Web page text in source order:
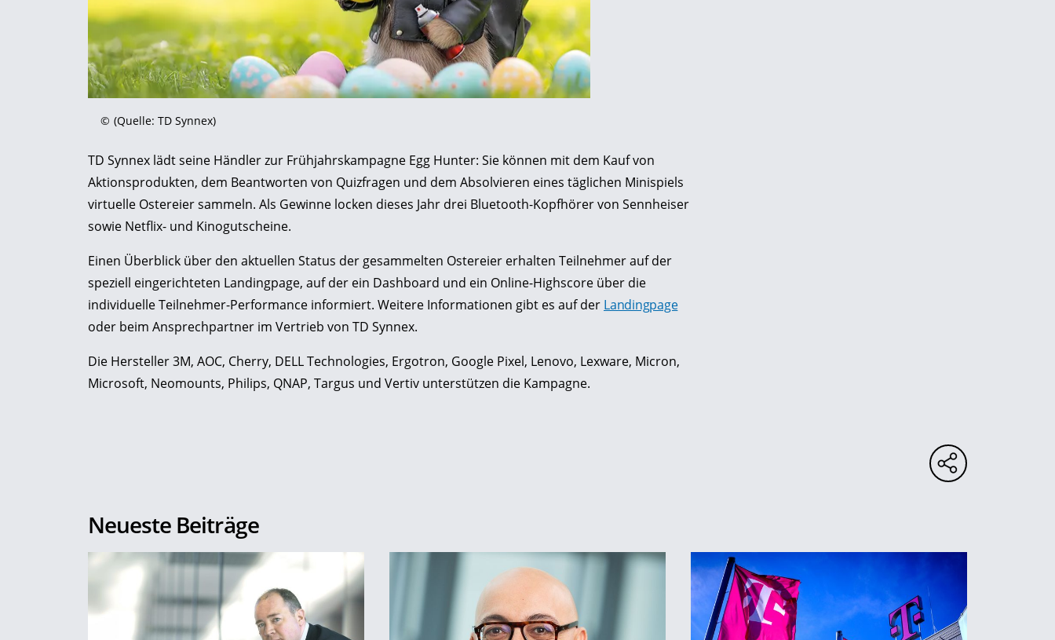
© (Quelle: TD Synnex)
TD Synnex lädt seine Händler zur Frühjahrskampagne Egg Hunter: Sie können mit dem Kauf von
Aktionsprodukten, dem Beantworten von Quizfragen und dem Absolvieren eines täglichen Minispiels
virtuelle Ostereier sammeln. Als Gewinne locken dieses Jahr drei Bluetooth-Kopfhörer von Sennheiser
sowie Netflix- und Kinogutscheine.
Einen Überblick über den aktuellen Status der gesammelten Ostereier erhalten Teilnehmer auf der
speziell eingerichteten Landingpage, auf der ein Dashboard und ein Online-Highscore über die
individuelle Teilnehmer-Performance informiert. Weitere Informationen gibt es auf der Landingpage
oder beim Ansprechpartner im Vertrieb von TD Synnex.
Die Hersteller 3M, AOC, Cherry, DELL Technologies, Ergotron, Google Pixel, Lenovo, Lexware, Micron,
Microsoft, Neomounts, Philips, QNAP, Targus und Vertiv unterstützen die Kampagne.
Neueste Beiträge